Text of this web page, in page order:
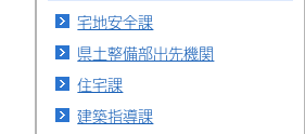
宅地安全課
県土整備部出先機関
住宅課
建築指導課